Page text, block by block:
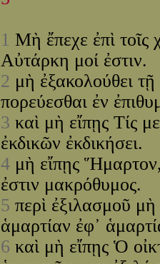
1 Μὴ ἔπεχε ἐπὶ τοῖς
Αὐτάρκη μοί ἐστιν.
2 μὴ ἐξακολούθει
πορεύεσθαι ἐν
3 καὶ μὴ εἴπῃς Τίς
ἐκδικῶν ἐκδικήσει.
4 μὴ εἴπῃς Ἥμαρτον,
ἐστιν μακρόθυμος.
5 περὶ ἐξιλασμοῦ
ἁμαρτίαν ἐφ᾽
6 καὶ μὴ εἴπῃς Ὁ